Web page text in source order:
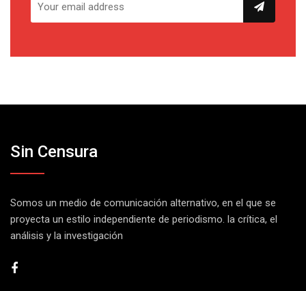
Sin Censura
Somos un medio de comunicación alternativo, en el que se
proyecta un estilo independiente de periodismo. la crítica, el
análisis y la investigación